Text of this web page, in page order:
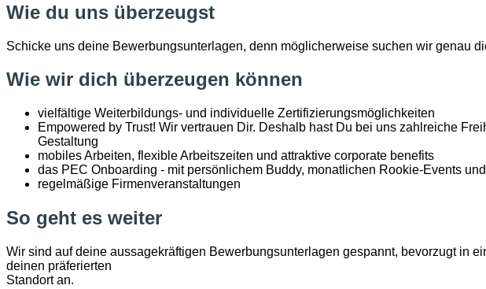
Wie du uns überzeugst
Schicke uns deine Bewerbungsunterlagen, denn möglicherweise suchen wir genau
Wie wir dich überzeugen können
vielfältige Weiterbildungs- und individuelle Zertifizierungsmöglichkeiten
Empowered by Trust! Wir vertrauen Dir. Deshalb hast Du bei uns zahlreiche
Gestaltung
mobiles Arbeiten, flexible Arbeitszeiten und attraktive corporate benefits
das PEC Onboarding - mit persönlichem Buddy, monatlichen Rookie-Events
regelmäßige Firmenveranstaltungen
So geht es weiter
Wir sind auf deine aussagekräftigen Bewerbungsunterlagen gespannt, bevorzugt in
deinen präferierten
Standort an.